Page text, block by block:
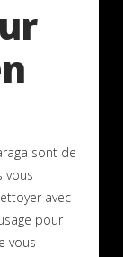
sont de
vous
avec
pour
vous